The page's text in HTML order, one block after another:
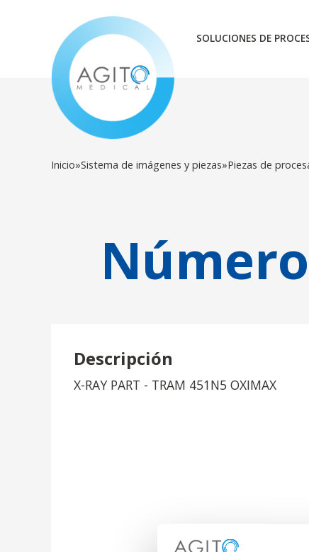
SOLUCIONES DE
Inicio»Sistema de imágenes y piezas»Piezas de
Descripción
X-RAY PART - TRAM 451N5 OXIMAX